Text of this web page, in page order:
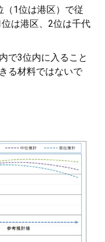
（1位は港区）で従
は港区、2位は千代
で3位内に入ること
る材料ではないで